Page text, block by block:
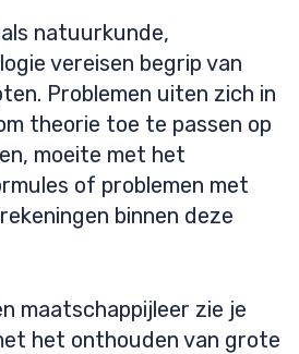
natuurkunde,
vereisen begrip van
Problemen uiten zich in
theorie toe te passen op
moeite met het
of problemen met
binnen deze
maatschappijleer zie je
het onthouden van grote